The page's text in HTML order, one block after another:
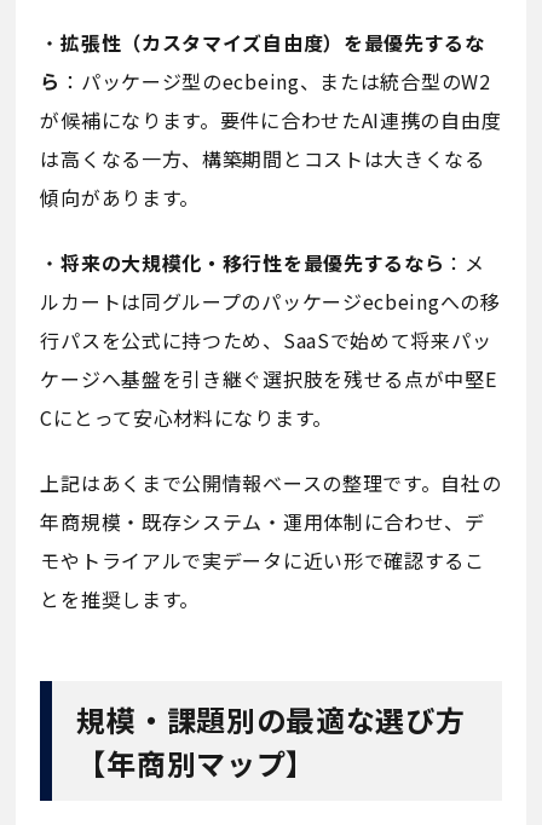
・拡張性（カスタマイズ自由度）を最優先するな
ら ：パッケージ型のecbeing、または統合型のW2
が候補になります。要件に合わせたAI連携の自由度
は高くなる一方、構築期間とコストは大きくなる
傾向があります。
・将来の大規模化・移行性を最優先するなら ：メ
ルカートは同グループのパッケージecbeingへの移
行パスを公式に持つため、SaaSで始めて将来パッ
ケージへ基盤を引き継ぐ選択肢を残せる点が中堅E
Cにとって安心材料になります。
上記はあくまで公開情報ベースの整理です。自社の
年商規模・既存システム・運用体制に合わせ、デ
モやトライアルで実データに近い形で確認するこ
とを推奨します。
規模・課題別の最適な選び方
【年商別マップ】